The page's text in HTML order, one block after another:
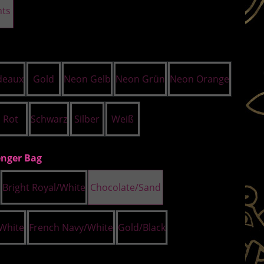
Gold Neon Gelb Neon Grün Neon Orange
Rot Schwarz Silber Weiß
Bagauswählen
Bright Royal/White Chocolate/Sand
French Navy/White Gold/Black